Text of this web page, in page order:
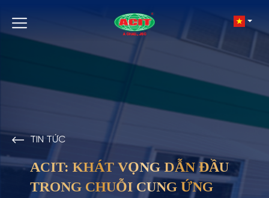
TIN TỨC
ACIT: KHÁT VỌNG DẪN ĐẦU
TRONG CHUỖI CUNG ỨNG